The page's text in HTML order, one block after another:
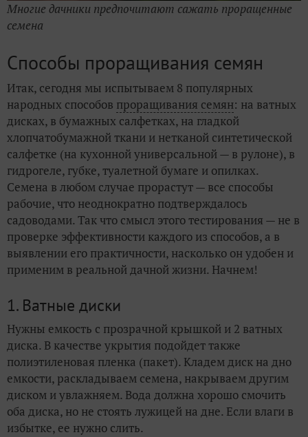
Многие дачники предпочитают сажать проращенные
семена
Способы проращивания семян
Итак, сегодня мы испытываем 8 популярных
народных способов проращивания семян: на ватных
дисках, в бумажных салфетках, на гладкой
хлопчатобумажной ткани и нетканой синтетической
салфетке (на кухонной универсальной — в рулоне), в
гидрогеле, губке, туалетной бумаге и опилках.
Семена в любом случае прорастут — все способы
рабочие, что неоднократно подтверждалось
садоводами. Так что смысл этого тестирования — не в
проверке эффективности каждого из способов, а в
выявлении его практичности, насколько он удобен и
применим в реальной дачной жизни. Начнем!
1. Ватные диски
Нужны емкость с прозрачной крышкой и 2 ватных
диска. В качестве укрытия подойдет также
полиэтиленовая пленка (пакет). Кладем диск на дно
емкости, раскладываем семена, накрываем другим
диском и увлажняем. Вода должна хорошо смочить
оба диска, но не стоять лужицей на дне. Если влаги в
избытке, ее нужно слить.